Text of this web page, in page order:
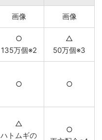
画像 画像
○
135万個※2
△
50万個※3
○ ○
△
ハトムギの
○